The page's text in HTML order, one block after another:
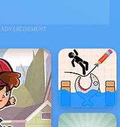
ADVERTISEMENT